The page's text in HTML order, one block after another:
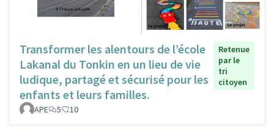
Transformer les alentours de l’école
Lakanal du Tonkin en un lieu de vie
ludique, partagé et sécurisé pour les
enfants et leurs familles.
Retenue
par le
tri
citoyen
APE 5 10